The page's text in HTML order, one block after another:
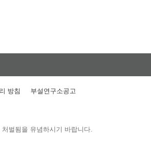
방침 부설연구소공고
벌됨을 유념하시기 바랍니다.